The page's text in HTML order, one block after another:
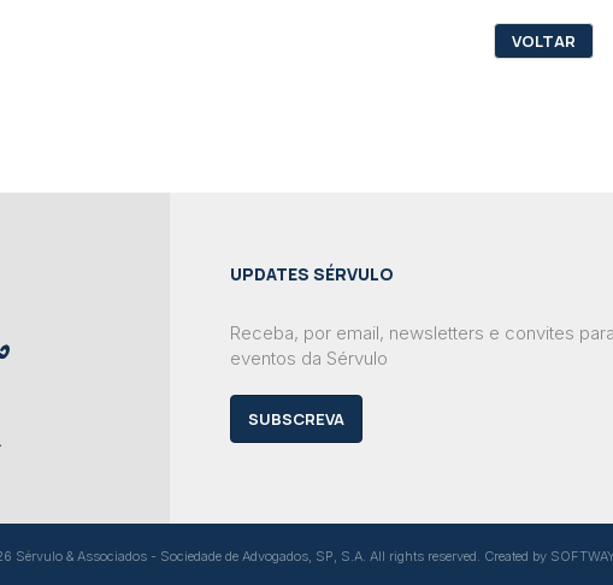
VOLTAR
UPDATES SÉRVULO
Receba, por email, newsletters e convites para
eventos da Sérvulo
SUBSCREVA
& Associados - Sociedade de Advogados, SP, S.A. All rights reserved. Created by